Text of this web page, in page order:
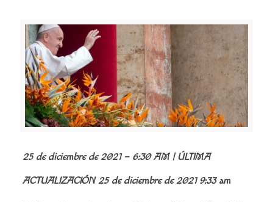
25 de diciembre de 2021 – 6:30 AM | ÚLTIMA
ACTUALIZACIÓN 25 de diciembre de 2021 9:33 am